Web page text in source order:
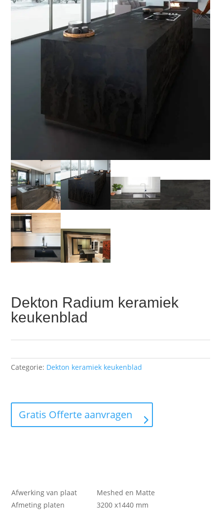
Dekton Radium keramiek
keukenblad
Categorie: Dekton keramiek keukenblad
Gratis Offerte aanvragen
Afwerking van plaat
Meshed en Matte
Afmeting platen
3200 x1440 mm